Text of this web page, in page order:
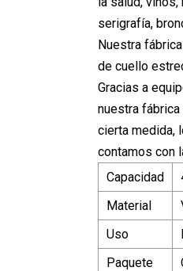
serigrafía,
Nuestra
de cuello
Gracias a
nuestra
cierta medida,
contamos con
Capacidad
Material
Uso
Paquete